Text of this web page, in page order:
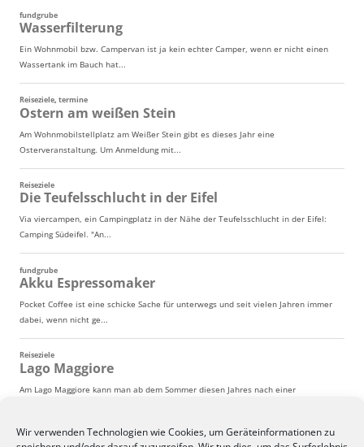
Wir verwenden Technologien wie Cookies, um Geräteinformationen zu